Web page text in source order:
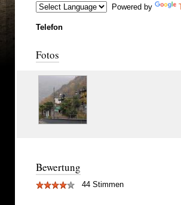
Powered by
Telefon
Fotos
Bewertung
44 Stimmen